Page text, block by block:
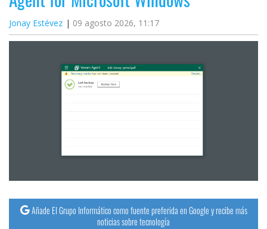
Jonay Estévez 09 agosto 2026, 11:17
Añade El Grupo Informático como fuente preferida en Google y recibe más
noticias sobre tecnología